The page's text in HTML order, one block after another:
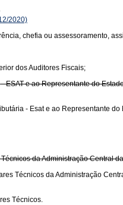
2020)
chefia ou assessoramento,
dos Auditores Fiscais;
e ao Representante do
- Esat e ao Representante
da Administração Central
Técnicos da Administração
Técnicos.